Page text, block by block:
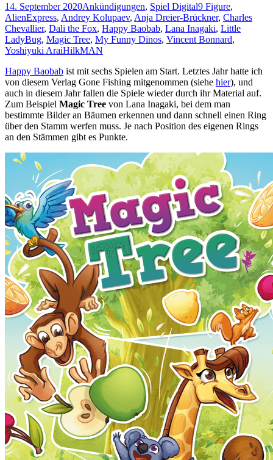
14. September 2020Ankündigungen, Spiel Digital9 Figure,
AlienExpress, Andrey Kolupaev, Anja Dreier-Brückner, Charles
Chevallier, Dali the Fox, Happy Baobab, Lana Inagaki, Little
LadyBug, Magic Tree, My Funny Dinos, Vincent Bonnard,
Yoshiyuki AraiHilkMAN
Happy Baobab ist mit sechs Spielen am Start. Letztes Jahr hatte ich
von diesem Verlag Gone Fishing mitgenommen (siehe hier), und
auch in diesem Jahr fallen die Spiele wieder durch ihr Material auf.
Zum Beispiel Magic Tree von Lana Inagaki, bei dem man
bestimmte Bilder an Bäumen erkennen und dann schnell einen Ring
über den Stamm werfen muss. Je nach Position des eigenen Rings
an den Stämmen gibt es Punkte.